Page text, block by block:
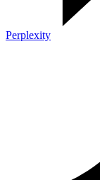
Perplexity